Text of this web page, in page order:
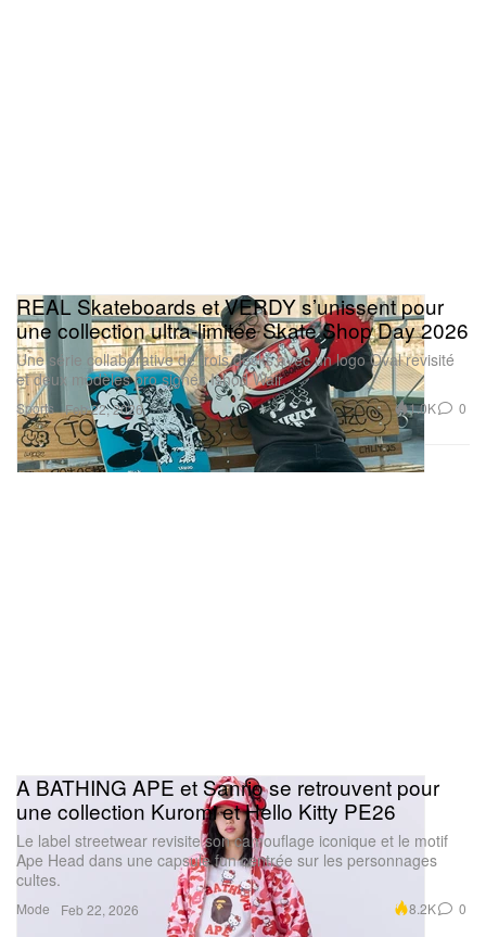
Sports
REAL Skateboards et VERDY s’unissent pour
une collection ultra-limitée Skate Shop Day 2026
Une série collaborative de trois decks avec un logo Oval revisité
et deux modèles pro signés Ishod Wair.
Feb 22, 2026 1.0K 0
Mode
A BATHING APE et Sanrio se retrouvent pour
une collection Kuromi et Hello Kitty PE26
Le label streetwear revisite son camouflage iconique et le motif
Ape Head dans une capsule fun centrée sur les personnages
cultes.
Feb 22, 2026 8.2K 0